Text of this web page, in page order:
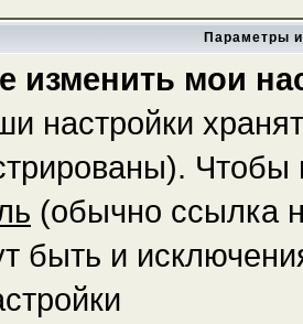
Параметры
изменить мои
настройки
Чтобы
(обычно ссылка
быть и